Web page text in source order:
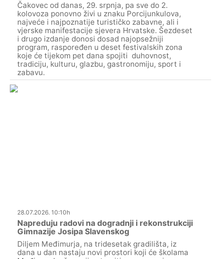
Čakovec od danas, 29. srpnja, pa sve do 2.
kolovoza ponovno živi u znaku Porcijunkulova,
najveće i najpoznatije turističko zabavne, ali i
vjerske manifestacije sjevera Hrvatske. Šezdeset
i drugo izdanje donosi dosad najopsežniji
program, raspoređen u deset festivalskih zona
koje će tijekom pet dana spojiti duhovnost,
tradiciju, kulturu, glazbu, gastronomiju, sport i
zabavu.
28.07.2026. 10:10h
Napreduju radovi na dogradnji i rekonstrukciji
Gimnazije Josipa Slavenskog
Diljem Međimurja, na tridesetak gradilišta, iz
dana u dan nastaju novi prostori koji će školama